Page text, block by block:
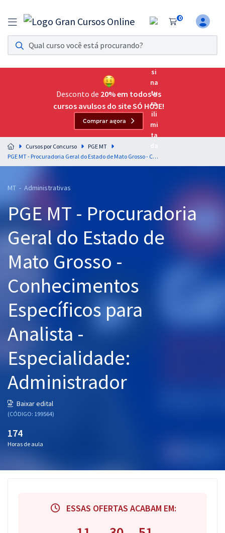
0
Assinatura Ilimitada 11
Acesso a todos os cursos. Teste grátis por 7 dias!
Assinatura OAB Até Passar
Acesso ilimitado a toda preparação para o Exame da
Residências Multiprofissionais
Preparação completa e intensiva para as principais
residências em saúde do Brasil
Cursos 20% OFF
Pós
Graduação
OAB
Questões grátis
Aprovados
Atendimento
Desconto de 20% em todos os
cursos avulsos do site SÓ HOJE!
Comprar agora
Cursos por Concurso
PGE MT
PGE MT - Procuradoria Geral do Estado de Mato Grosso - Conhecimentos Específicos para Analista - Especialidade: Administrador
MT - Administrativas
PGE MT - Procuradoria
Geral do Estado de
Mato Grosso -
Conhecimentos
Específicos para
Analista -
Especialidade:
Administrador
Baixar edital
(CÓDIGO: 199564)
174
Horas de aula
ESSAS OFERTAS ACABAM EM: